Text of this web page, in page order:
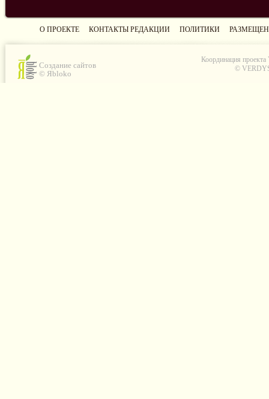
О ПРОЕКТЕ КОНТАКТЫ РЕДАКЦИИ ПОЛИТИКИ
Создание сайтов
© Яbloko
Координация проекта
©